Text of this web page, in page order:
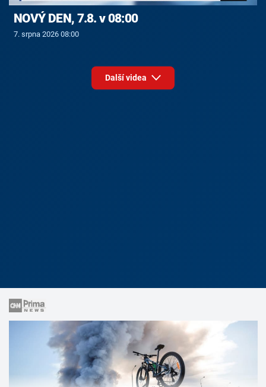
NOVÝ DEN, 7.8. v 08:00
7. srpna 2026 08:00
Další videa